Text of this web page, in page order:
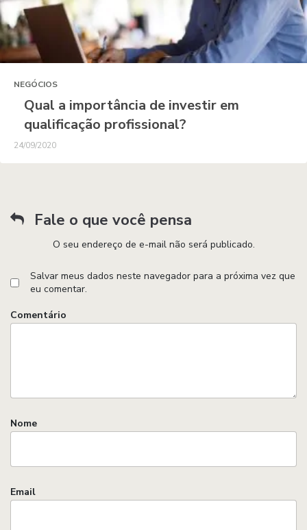
NEGÓCIOS
Qual a importância de investir em
qualificação profissional?
24/09/2020
Fale o que você pensa
O seu endereço de e-mail não será publicado.
Nome
Email
Salvar meus dados neste navegador para a próxima vez que
eu comentar.
Comentário